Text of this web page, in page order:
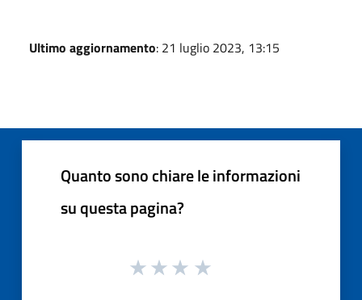
Ultimo aggiornamento: 21 luglio 2023, 13:15
Quanto sono chiare le informazioni
su questa pagina?